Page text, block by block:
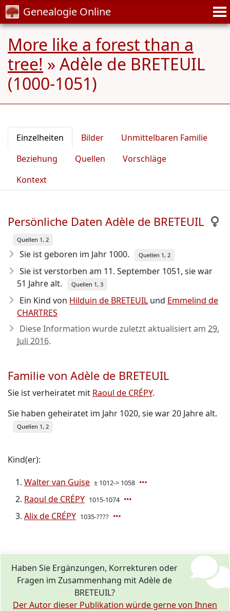
Genealogie Online
More like a forest than a
tree! » Adèle de BRETEUIL
(1000-1051)
Einzelheiten Bilder
Unmittelbaren Familie
Beziehung
Quellen
Vorschläge
Kontext
Persönliche Daten Adèle de BRETEUIL
Quellen 1, 2
Sie ist geboren im Jahr 1000. Quellen 1, 2
Sie ist verstorben am 11. September 1051, sie war
51 Jahre alt.
Quellen 1, 3
Ein Kind von Hilduin de BRETEUIL und Emmelind de
CHARTRES
Diese Information wurde zuletzt aktualisiert am 29.
Juli 2016.
Familie von Adèle de BRETEUIL
Sie ist verheiratet mit Raoul de CRÉPY.
Sie haben geheiratet im Jahr 1020, sie war 20 Jahre alt.
Quellen 1, 2
Kind(er):
Walter van Guise ± 1012-> 1058
Raoul de CRÉPY 1015-1074
Alix de CRÉPY 1035-????
Haben Sie Ergänzungen, Korrekturen oder
Fragen im Zusammenhang mit Adèle de
BRETEUIL?
Der Autor dieser Publikation würde gerne von Ihnen